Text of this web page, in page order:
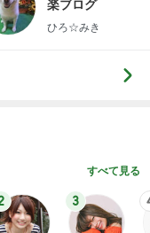
楽ブログ
ひろ☆みき
すべて見る
3